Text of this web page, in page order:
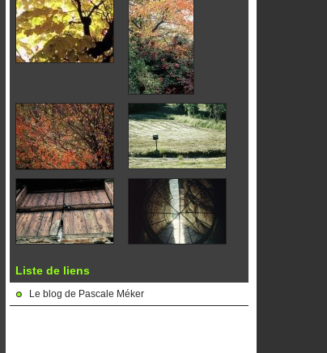
Liste de liens
Le blog de Pascale Méker